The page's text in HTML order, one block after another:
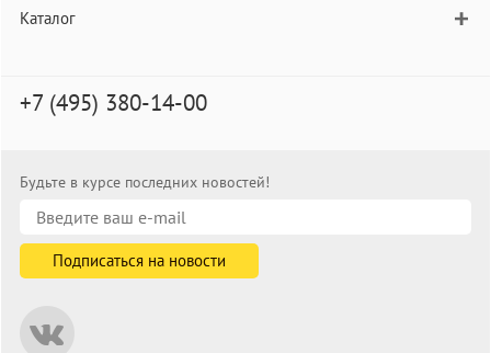
Каталог
+7 (495) 380-14-00
Будьте в курсе последних новостей!